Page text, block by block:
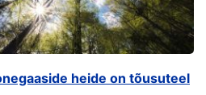
heide on tõusuteel